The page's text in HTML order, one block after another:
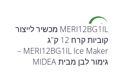
חדש
MERI12BG1IL מכשיר לייצור
קוביות קרח 12 ק"ג
MERI12BG1IL Ice Maker –
גימור לבן מבית MIDEA